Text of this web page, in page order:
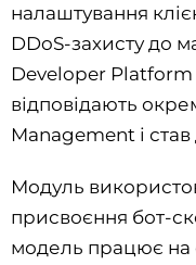
налаштування
DDoS-захисту до
Developer Platform
відповідають
Management і
Модуль
присвоєння бот-
модель працює на